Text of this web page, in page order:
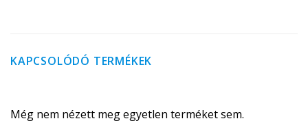
KAPCSOLÓDÓ TERMÉKEK
Még nem nézett meg egyetlen terméket sem.